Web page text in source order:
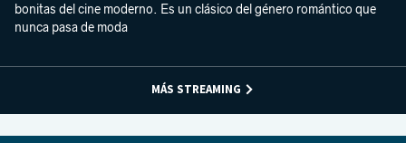
bonitas del cine moderno. Es un clásico del género romántico que
nunca pasa de moda
MÁS STREAMING